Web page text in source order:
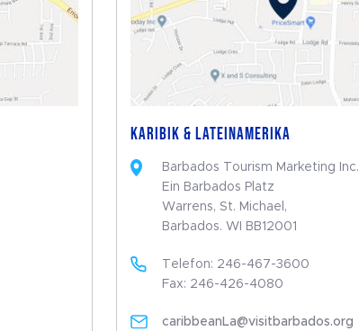
KARIBIK & LATEINAMERIKA
Barbados Tourism Marketing Inc.
Ein Barbados Platz
Warrens, St. Michael,
Barbados. WI BB12001
Telefon: 246-467-3600
Fax: 246-426-4080
caribbeanLa@visitbarbados.org